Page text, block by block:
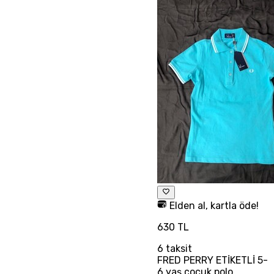
Elden al, kartla öde!
630 TL
6 taksit
FRED PERRY ETİKETLİ 5-